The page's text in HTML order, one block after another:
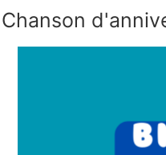
Chanson